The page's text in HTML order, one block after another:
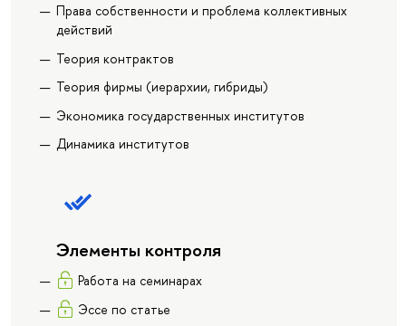
Права собственности и проблема коллективных
действий
Теория контрактов
Теория фирмы (иерархии, гибриды)
Экономика государственных институтов
Динамика институтов
Элементы контроля
Работа на семинарах
Эссе по статье